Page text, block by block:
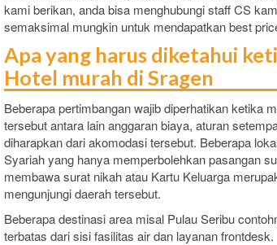
kami berikan, anda bisa menghubungi staff CS
semaksimal mungkin untuk mendapatkan best
Apa yang harus diketahui
Hotel murah di Sragen
Beberapa pertimbangan wajib diperhatikan ketika
tersebut antara lain anggaran biaya, aturan
diharapkan dari akomodasi tersebut. Beberapa
Syariah yang hanya memperbolehkan pasangan
membawa surat nikah atau Kartu Keluarga
mengunjungi daerah tersebut.
Beberapa destinasi area misal Pulau Seribu
terbatas dari sisi fasilitas air dan layanan frontdesk.